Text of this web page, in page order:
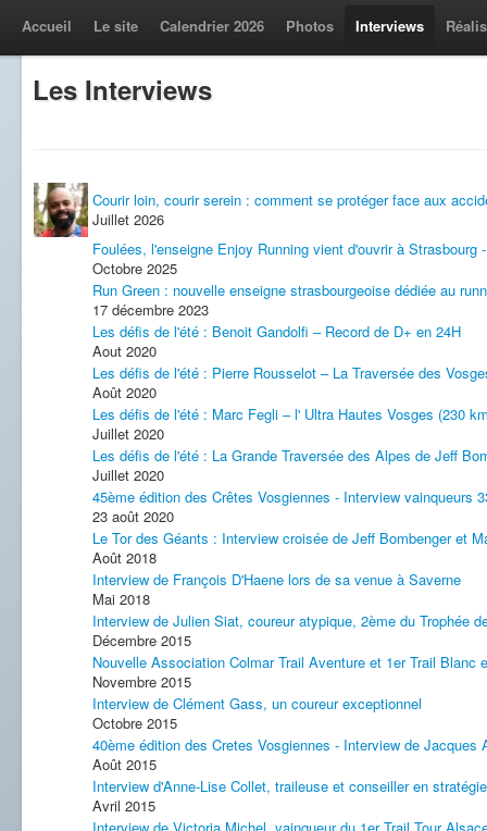
Accueil Le site Calendrier 2026 Photos Interviews
Les Interviews
Courir loin, courir serein : comment se protéger face aux
Juillet 2026
Foulées, l'enseigne Enjoy Running vient d'ouvrir à Strasbourg
Octobre 2025
Run Green : nouvelle enseigne strasbourgeoise dédiée au
17 décembre 2023
Les défis de l'été : Benoit Gandolfi – Record de D+ en 24H
Aout 2020
Les défis de l'été : Pierre Rousselot – La Traversée des
Août 2020
Les défis de l'été : Marc Fegli – l' Ultra Hautes Vosges (230
Juillet 2020
Les défis de l'été : La Grande Traversée des Alpes de Jeff
Juillet 2020
45ème édition des Crêtes Vosgiennes - Interview vainqueurs
23 août 2020
Le Tor des Géants : Interview croisée de Jeff Bombenger et
Août 2018
Interview de François D'Haene lors de sa venue à Saverne
Mai 2018
Interview de Julien Siat, coureur atypique, 2ème du Trophée
Décembre 2015
Nouvelle Association Colmar Trail Aventure et 1er Trail Blanc
Novembre 2015
Interview de Clément Gass, un coureur exceptionnel
Octobre 2015
40ème édition des Cretes Vosgiennes - Interview de Jacques
Août 2015
Interview d'Anne-Lise Collet, traileuse et conseiller en
Avril 2015